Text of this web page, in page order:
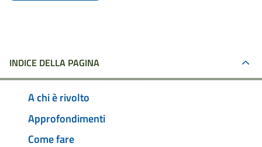
INDICE DELLA PAGINA
A chi è rivolto
Approfondimenti
Come fare